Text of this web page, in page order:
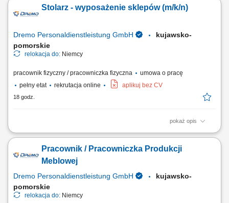
Wykonywanie prac betonowych zgodnie z wytycznymi; Pomoc przy
budowie szalunków i zbrojeniu; Zapewnienie standardów jakości i
Stolarz - wyposażenie sklepów (m/k/n)
Dremo Personaldienstleistung GmbH
kujawsko-
pomorskie
relokacja do: Niemcy
pracownik fizyczny / pracowniczka fizyczna
umowa o pracę
pełny etat
rekrutacja online aplikuj bez CV
18 godz.
pokaż opis
Obowiązki: Przygotowywanie i organizacja procesów pracy – od cięcia
wytycznymi i rysunkiem technicznym; Praca w produkcji jednostkowej i
seryjnej; Obsługa nowoczesnych maszyn do obróbki drewna;
Pracownik / Pracowniczka Produkcji
Meblowej
Dremo Personaldienstleistung GmbH
kujawsko-
pomorskie
relokacja do: Niemcy